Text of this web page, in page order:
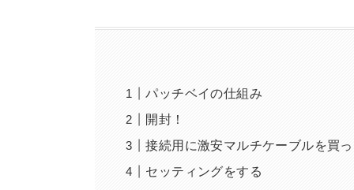
パッチベイの仕組み
開封！
接続用に激安マルチケーブルを買
セッティングをする